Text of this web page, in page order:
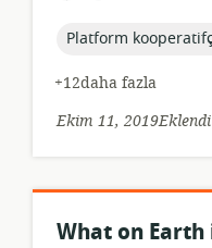
topic:
Platform
+12daha fazla
Ekim 11, 2019Eklendi
What on